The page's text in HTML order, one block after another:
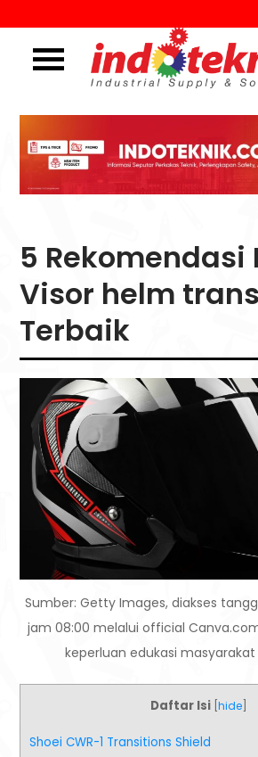
content
Seputar
ATK &
5 Rekomendasi
Visor helm
Terbaik
Sumber: Getty Images, diakses
jam 08:00 melalui official
keperluan edukasi
Daftar Isi [hide
Shoei CWR-1 Transitions Shield